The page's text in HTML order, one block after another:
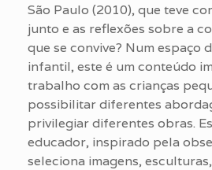
São Paulo (2010), que teve
junto e as reflexões sobre a
que se convive? Num espaço
infantil, este é um conteúdo
trabalho com as crianças
possibilitar diferentes
privilegiar diferentes obras.
educador, inspirado pela
seleciona imagens,